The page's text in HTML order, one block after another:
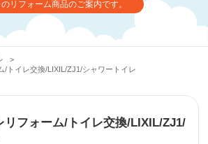
のリフォーム商品のご案内です。
>
/トイレ交換/LIXIL/ZJ1/シャワートイレ
リフォーム/トイレ交換/LIXIL/ZJ1/